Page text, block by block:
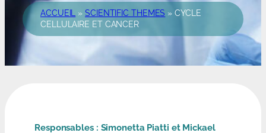
ACCUEIL »SCIENTIFIC THEMES »CYCLE
CELLULAIRE ET CANCER
Responsables : Simonetta Piatti et Mickael